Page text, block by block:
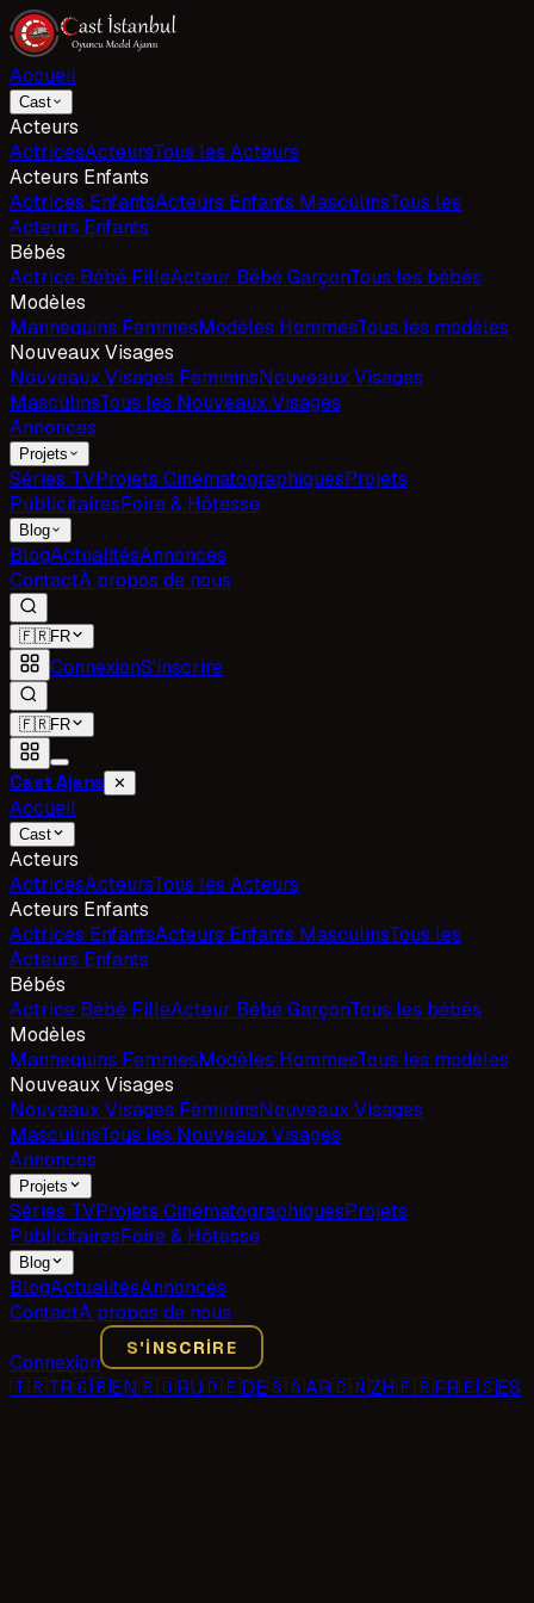
Accueil
Cast
Acteurs
ActricesActeursTous les Acteurs
Acteurs Enfants
Actrices EnfantsActeurs Enfants MasculinsTous les
Acteurs Enfants
Bébés
Actrice Bébé FilleActeur Bébé GarçonTous les bébés
Modèles
Mannequins FemmesModèles HommesTous les modèles
Nouveaux Visages
Nouveaux Visages FémininsNouveaux Visages
MasculinsTous les Nouveaux Visages
Annonces
Projets
Séries TVProjets CinématographiquesProjets
PublicitairesFoire & Hôtesse
Blog
BlogActualitésAnnonces
ContactÀ propos de nous
🇫🇷FR
ConnexionS'inscrire
🇫🇷FR
Cast Ajans ✕
Accueil
Cast
Acteurs
ActricesActeursTous les Acteurs
Acteurs Enfants
Actrices EnfantsActeurs Enfants MasculinsTous les
Acteurs Enfants
Bébés
Actrice Bébé FilleActeur Bébé GarçonTous les bébés
Modèles
Mannequins FemmesModèles HommesTous les modèles
Nouveaux Visages
Nouveaux Visages FémininsNouveaux Visages
MasculinsTous les Nouveaux Visages
Annonces
Projets
Séries TVProjets CinématographiquesProjets
PublicitairesFoire & Hôtesse
Blog
BlogActualitésAnnonces
ContactÀ propos de nous
Connexion
S'INSCRIRE
🇹🇷TR🇬🇧EN🇷🇺RU🇩🇪DE🇸🇦AR🇨🇳ZH🇫🇷FR🇪🇸ES